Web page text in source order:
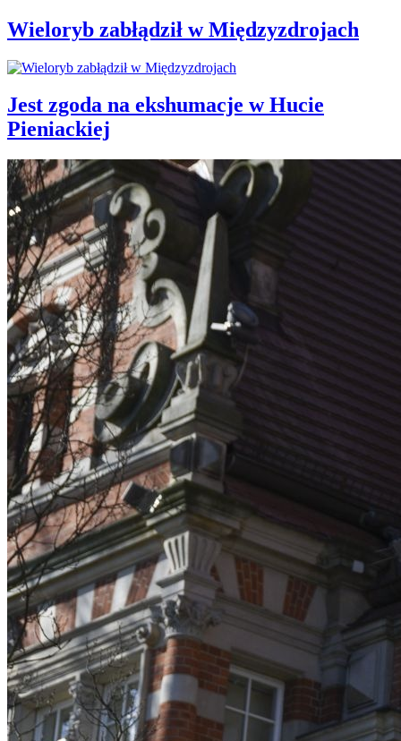
Wieloryb zabłądził w Międzyzdrojach
Jest zgoda na ekshumacje w Hucie
Pieniackiej